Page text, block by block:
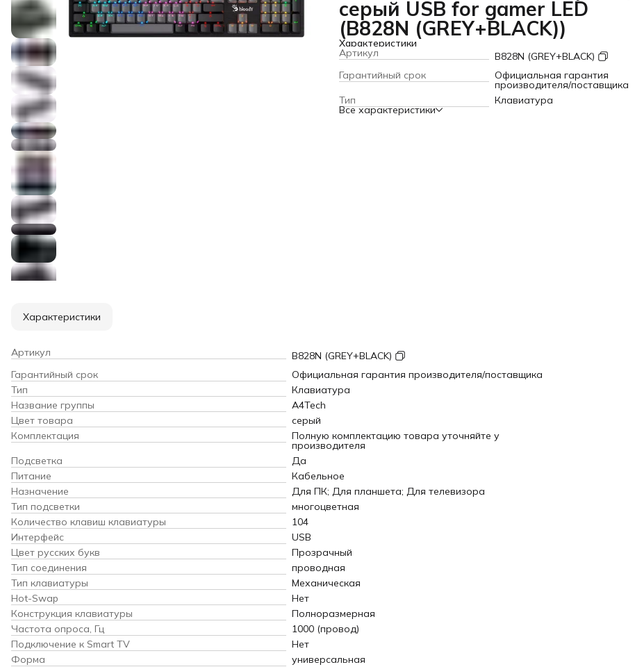
серый USB for gamer LED
(B828N (GREY+BLACK))
Характеристики
Артикул
B828N (GREY+BLACK)
Гарантийный срок
Официальная гарантия
производителя/поставщика
Тип
Клавиатура
Все характеристики
Характеристики
Артикул
B828N (GREY+BLACK)
Гарантийный срок
Официальная гарантия производителя/поставщика
Тип
Клавиатура
Название группы
A4Tech
Цвет товара
серый
Комплектация
Полную комплектацию товара уточняйте у
производителя
Подсветка
Да
Питание
Кабельное
Назначение
Для ПК; Для планшета; Для телевизора
Тип подсветки
многоцветная
Количество клавиш клавиатуры
104
Интерфейс
USB
Цвет русских букв
Прозрачный
Тип соединения
проводная
Тип клавиатуры
Механическая
Hot-Swap
Нет
Конструкция клавиатуры
Полноразмерная
Частота опроса, Гц
1000 (провод)
Подключение к Smart TV
Нет
Форма
универсальная